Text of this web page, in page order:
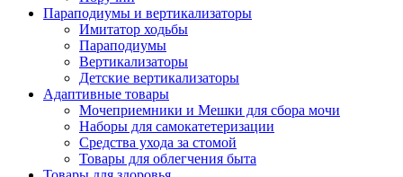
Параподиумы и вертикализаторы
Имитатор ходьбы
Параподиумы
Вертикализаторы
Детские вертикализаторы
Адаптивные товары
Мочеприемники и Мешки для сбора мочи
Наборы для самокатетеризации
Средства ухода за стомой
Товары для облегчения быта